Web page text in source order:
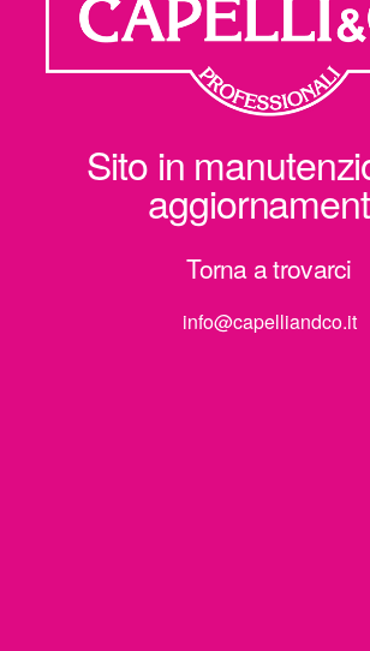
Sito in
Torna a trovarci
info@capelliandco.it